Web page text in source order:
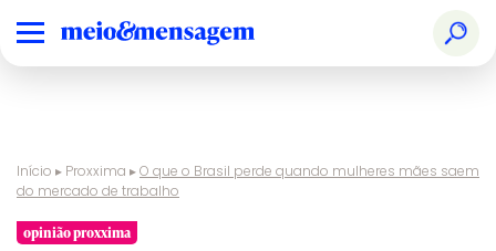
Início ▸ Proxxima ▸O que o Brasil perde quando mulheres mães saem
do mercado de trabalho
opinião proxxima